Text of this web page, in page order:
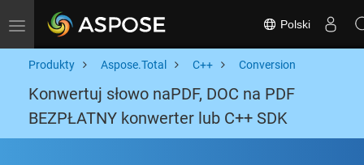
Toggle navigation Polski
Produkty Aspose.Total C++ Conversion
Konwertuj słowo naPDF, DOC na PDF
BEZPŁATNY konwerter lub C++ SDK